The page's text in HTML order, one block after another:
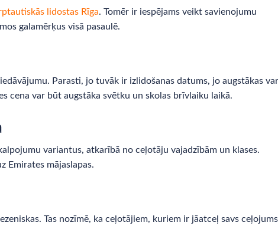
lidostas Rīga. Tomēr ir iespējams veikt savienojumu
galamērķus visā pasaulē.
Parasti, jo tuvāk ir izlidošanas datums, jo augstākas var
cena var būt augstāka svētku un skolas brīvlaiku laikā.
variantus, atkarībā no ceļotāju vajadzībām un klases.
Emirates mājaslapas.
Tas nozīmē, ka ceļotājiem, kuriem ir jāatceļ savs